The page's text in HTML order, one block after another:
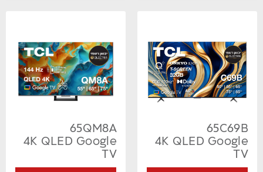
65C69B
4K QLED Google
TV
65QM8A
4K QLED Google
TV